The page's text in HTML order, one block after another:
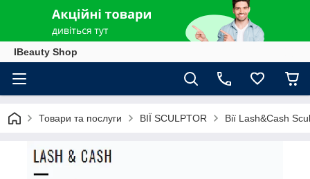
IBeauty Shop
Товари та послуги ВІЇ SCULPTOR Вії Lash&Cash